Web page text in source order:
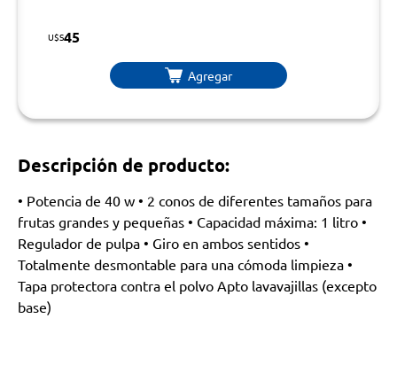
U$S45
Agregar
Descripción de producto:
• Potencia de 40 w • 2 conos de diferentes tamaños para
frutas grandes y pequeñas • Capacidad máxima: 1 litro •
Regulador de pulpa • Giro en ambos sentidos •
Totalmente desmontable para una cómoda limpieza •
Tapa protectora contra el polvo Apto lavavajillas (excepto
base)